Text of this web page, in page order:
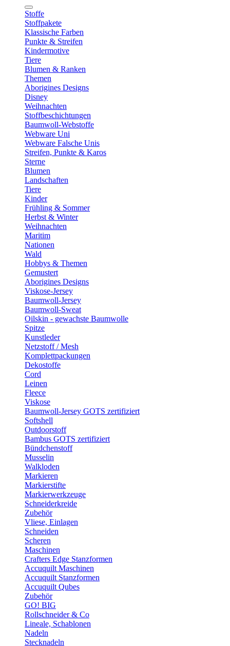
Stoffe
Stoffpakete
Klassische Farben
Punkte & Streifen
Kindermotive
Tiere
Blumen & Ranken
Themen
Aborigines Designs
Disney
Weihnachten
Stoffbeschichtungen
Baumwoll-Webstoffe
Webware Uni
Webware Falsche Unis
Streifen, Punkte & Karos
Sterne
Blumen
Landschaften
Tiere
Kinder
Frühling & Sommer
Herbst & Winter
Weihnachten
Maritim
Nationen
Wald
Hobbys & Themen
Gemustert
Aborigines Designs
Viskose-Jersey
Baumwoll-Jersey
Baumwoll-Sweat
Oilskin - gewachste Baumwolle
Spitze
Kunstleder
Netzstoff / Mesh
Komplettpackungen
Dekostoffe
Cord
Leinen
Fleece
Viskose
Baumwoll-Jersey GOTS zertifiziert
Softshell
Outdoorstoff
Bambus GOTS zertifiziert
Bündchenstoff
Musselin
Walkloden
Markieren
Markierstifte
Markierwerkzeuge
Schneiderkreide
Zubehör
Vliese, Einlagen
Schneiden
Scheren
Maschinen
Crafters Edge Stanzformen
Accuquilt Maschinen
Accuquilt Stanzformen
Accuquilt Qubes
Zubehör
GO! BIG
Rollschneider & Co
Lineale, Schablonen
Nadeln
Stecknadeln